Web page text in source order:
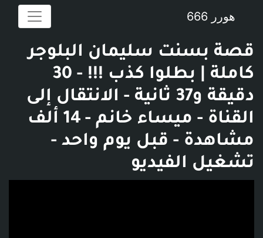
هورر 666
قصة بسنت سليمان البلوجر
كاملة | بطلوا كذب !!! - 30
دقيقة و37 ثانية - الانتقال إلى
القناة - ميساء خانم - 14 ألف
مشاهدة - قبل يوم واحد -
تشغيل الفيديو